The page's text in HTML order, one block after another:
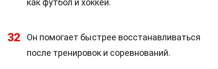
как футбол и хоккей.
32
Он помогает быстрее восстанавливаться
после тренировок и соревнований.